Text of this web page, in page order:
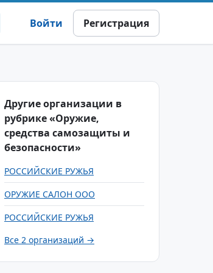
Войти Регистрация
Другие организации в
рубрике «Оружие,
средства самозащиты и
безопасности»
РОССИЙСКИЕ РУЖЬЯ
ОРУЖИЕ САЛОН ООО
РОССИЙСКИЕ РУЖЬЯ
Все 2 организаций →